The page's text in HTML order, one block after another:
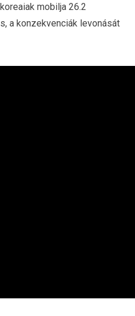
mobilja 26.2
a konzekvenciák levonását